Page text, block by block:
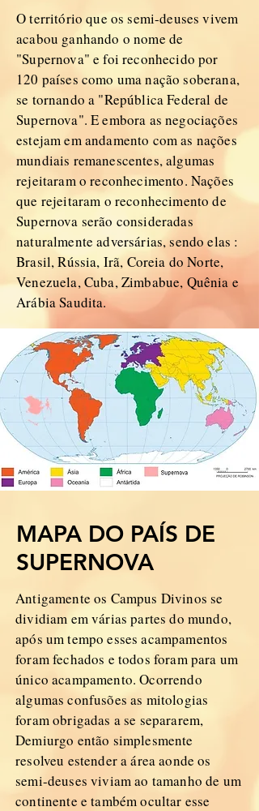
O território que os semi-deuses vivem
acabou ganhando o nome de
"Supernova" e foi reconhecido por
120 países como uma nação soberana,
se tornando a "República Federal de
Supernova". E embora as negociações
estejam em andamento com as nações
mundiais remanescentes, algumas
rejeitaram o reconhecimento. Nações
que rejeitaram o reconhecimento de
Supernova serão consideradas
naturalmente adversárias, sendo elas :
Brasil, Rússia, Irã, Coreia do Norte,
Venezuela, Cuba, Zimbabue, Quênia e
Arábia Saudita.
MAPA DO PAÍS DE
SUPERNOVA
Antigamente os Campus Divinos se
dividiam em várias partes do mundo,
após um tempo esses acampamentos
foram fechados e todos foram para um
único acampamento. Ocorrendo
algumas confusões as mitologias
foram obrigadas a se separarem,
Demiurgo então simplesmente
resolveu estender a área aonde os
semi-deuses viviam ao tamanho de um
continente e também ocultar esse